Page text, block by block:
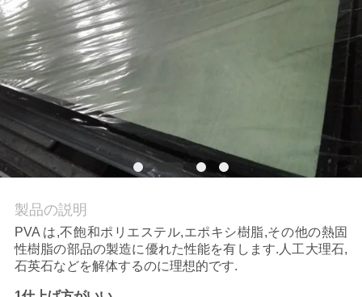
品
質
管
理
ニ
ュ
ー
製品の説明
PVA は,不飽和ポリエステル,エポキシ樹脂,その他の熱固
性樹脂の部品の製造に優れた性能を有します.人工大理石,
石英石などを解体するのに理想的です.